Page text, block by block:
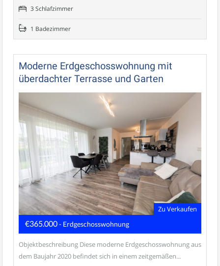
3 Schlafzimmer
1 Badezimmer
Moderne Erdgeschosswohnung mit
überdachter Terrasse und Garten
Zu Verkaufen
€365.000- Erdgeschosswohnung
Objektbeschreibung Diese moderne Erdgeschosswohnung aus
dem Baujahr 2020 befindet sich in einem zeitgemäßen...